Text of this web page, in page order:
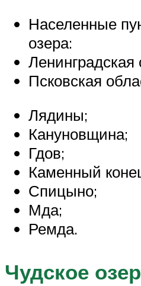
Населенные
озера:
Ленинградская
Псковская
Лядины;
Кануновщина;
Гдов;
Каменный
Спицыно;
Мда;
Ремда.
Чудское